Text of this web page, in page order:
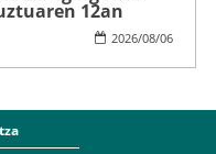
12an
2026/08/06